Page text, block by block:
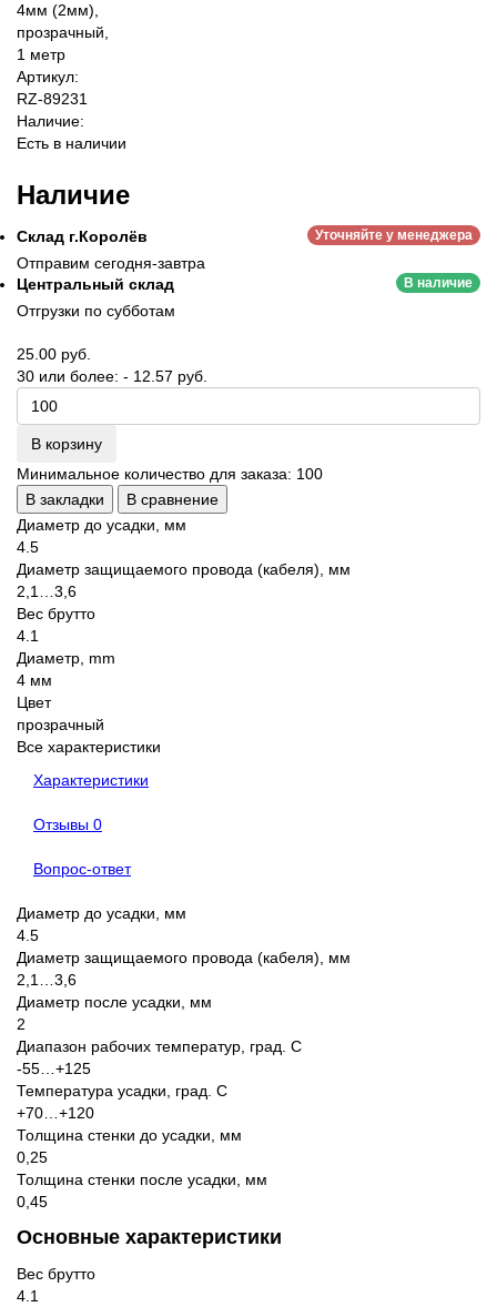
Артикул:
RZ-89231
Наличие:
Есть в наличии
Наличие
Склад г.Королёв Уточняйте у менеджера
Отправим сегодня-завтра
Центральный склад
В наличие
Отгрузки по субботам
25.00 руб.
30 или более: - 12.57 руб.
В корзину
Минимальное количество для заказа: 100
В закладки
В сравнение
Диаметр до усадки, мм
4.5
Диаметр защищаемого провода (кабеля), мм
2,1…3,6
Вес брутто
4.1
Диаметр, mm
4 мм
Цвет
прозрачный
Все характеристики
Характеристики
Отзывы 0
Вопрос-ответ
Диаметр до усадки, мм
4.5
Диаметр защищаемого провода (кабеля), мм
2,1…3,6
Диаметр после усадки, мм
2
Диапазон рабочих температур, град. С
-55…+125
Температура усадки, град. С
+70…+120
Толщина стенки до усадки, мм
0,25
Толщина стенки после усадки, мм
0,45
Основные характеристики
Вес брутто
4.1